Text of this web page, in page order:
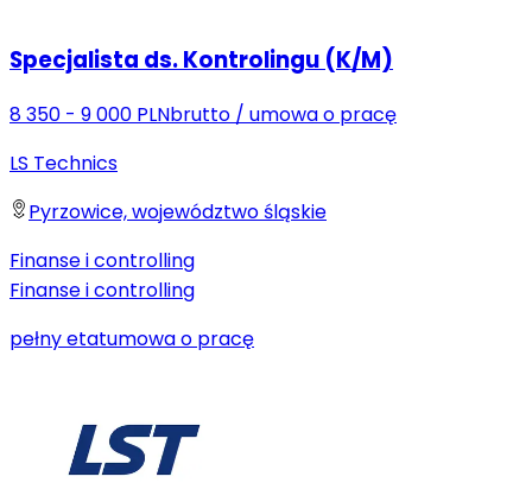
Specjalista ds. Kontrolingu (K/M)
8 350 - 9 000 PLNbrutto / umowa o pracę
LS Technics
Pyrzowice, województwo śląskie
Finanse i controlling
Finanse i controlling
pełny etatumowa o pracę